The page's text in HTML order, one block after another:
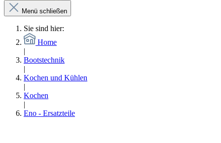
Menü schließen
Sie sind hier:
Home
|
Bootstechnik
|
Kochen und Kühlen
|
Kochen
|
Eno - Ersatzteile